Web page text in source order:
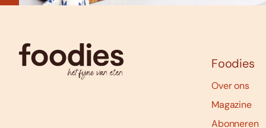
Foodies
Over ons
Magazine
Abonneren